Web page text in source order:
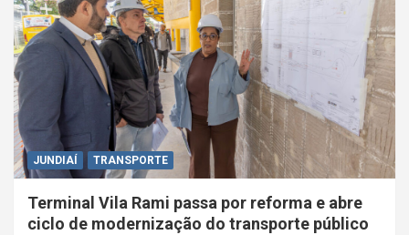
JUNDIAÍ TRANSPORTE
Terminal Vila Rami passa por reforma e abre
ciclo de modernização do transporte público